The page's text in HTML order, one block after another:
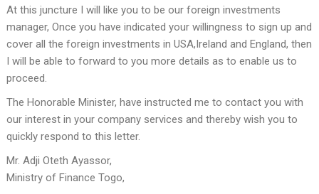
At this juncture I will like you to be our foreign investments
manager, Once you have indicated your willingness to sign up and
cover all the foreign investments in USA,Ireland and England, then
I will be able to forward to you more details as to enable us to
proceed.
The Honorable Minister, have instructed me to contact you with
our interest in your company services and thereby wish you to
quickly respond to this letter.
Mr. Adji Oteth Ayassor,
Ministry of Finance Togo,